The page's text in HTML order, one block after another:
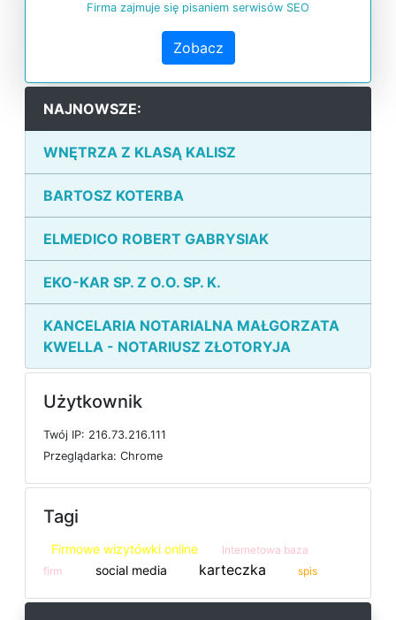
Firma zajmuje się pisaniem serwisów SEO
Zobacz
NAJNOWSZE:
WNĘTRZA Z KLASĄ KALISZ
BARTOSZ KOTERBA
ELMEDICO ROBERT GABRYSIAK
EKO-KAR SP. Z O.O. SP. K.
KANCELARIA NOTARIALNA MAŁGORZATA
KWELLA - NOTARIUSZ ZŁOTORYJA
Użytkownik
Twój IP: 216.73.216.111
Przeglądarka: Chrome
Tagi
Firmowe wizytówki online
Internetowa baza
firm
social media karteczka spis